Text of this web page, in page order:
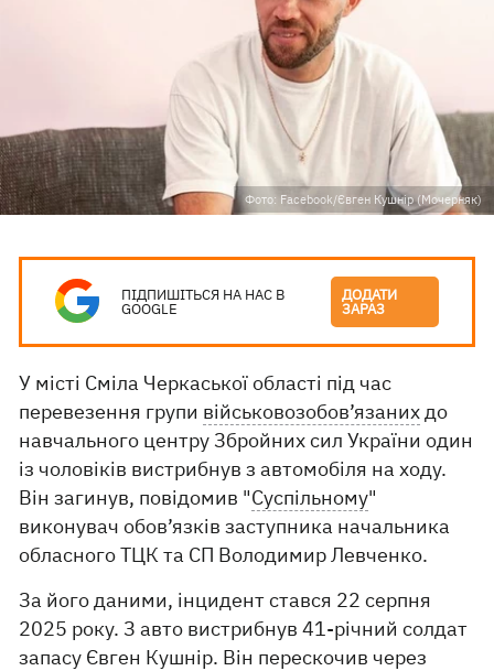
Фото: Facebook/Євген Кушнір (Мочерняк)
ПІДПИШІТЬСЯ НА НАС В
GOOGLE
ДОДАТИ
ЗАРАЗ
У місті Сміла Черкаської області під час
перевезення групи військовозобов’язанихдо
навчального центру Збройних сил України один
із чоловіків вистрибнув з автомобіля на ходу.
Він загинув, повідомив "Суспільному"
виконувач обов’язків заступника начальника
обласного ТЦК та СП Володимир Левченко.
За його даними, інцидент стався 22 серпня
2025 року. З авто вистрибнув 41-річний солдат
запасу Євген Кушнір. Він перескочив через